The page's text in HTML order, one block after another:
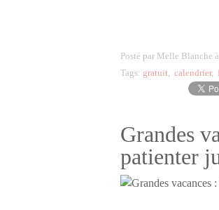
Posté par Melle Blanche
Tags: gratuit, calendrier,
Grandes
patienter